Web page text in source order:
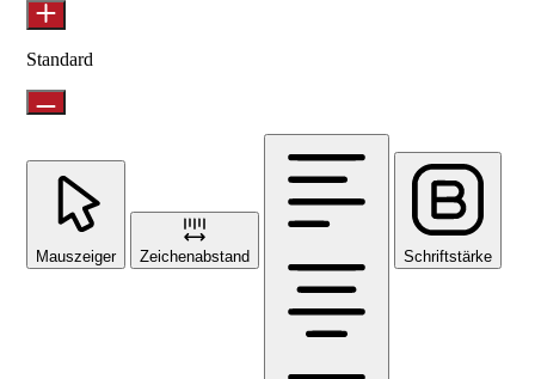
Standard
Mauszeiger Zeichenabstand Schriftstärke